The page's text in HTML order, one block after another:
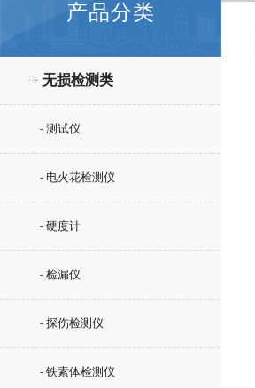
产品分类
+ 无损检测类
- 测试仪
- 电火花检测仪
- 硬度计
- 检漏仪
- 探伤检测仪
- 铁素体检测仪